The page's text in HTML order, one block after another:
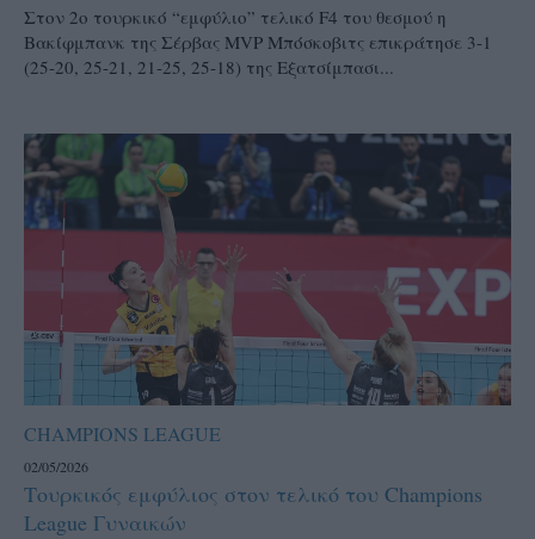
Στον 2ο τουρκικό “εμφύλιο” τελικό F4 του θεσμού η
Βακίφμπανκ της Σέρβας MVP Μπόσκοβιτς επικράτησε 3-1
(25-20, 25-21, 21-25, 25-18) της Εξατσίμπασι...
CHAMPIONS LEAGUE
02/05/2026
Τουρκικός εμφύλιος στον τελικό του Champions
League Γυναικών